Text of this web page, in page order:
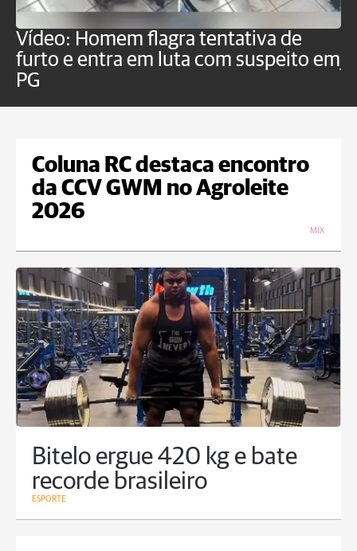
Vídeo: Homem flagra tentativa de
furto e entra em luta com suspeito em
PG
Coluna RC destaca encontro
da CCV GWM no Agroleite
2026
MIX
Bitelo ergue 420 kg e bate
recorde brasileiro
ESPORTE